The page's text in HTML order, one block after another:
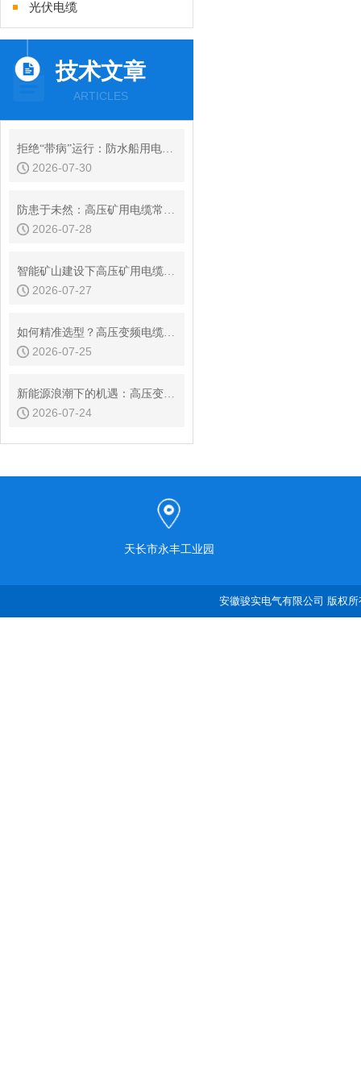
光伏电缆
技术文章
ARTICLES
拒绝“带病”运行：防水船用电缆常见绝缘故障的诊断与预防性维护
2026-07-30
防患于未然：高压矿用电缆常见故障分析与在线监测策略
2026-07-28
智能矿山建设下高压矿用电缆的发展趋势
2026-07-27
如何精准选型？高压变频电缆的载流量与电压等级判定指南
2026-07-25
新能源浪潮下的机遇：高压变频电缆市场现状与发展前景
2026-07-24
天长市永丰工业园
安徽骏实电气有限公司 版权